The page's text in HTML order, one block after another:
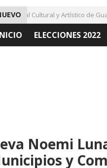
Cultural y Artístico de
ELECCIONES 2022
Noemi
y